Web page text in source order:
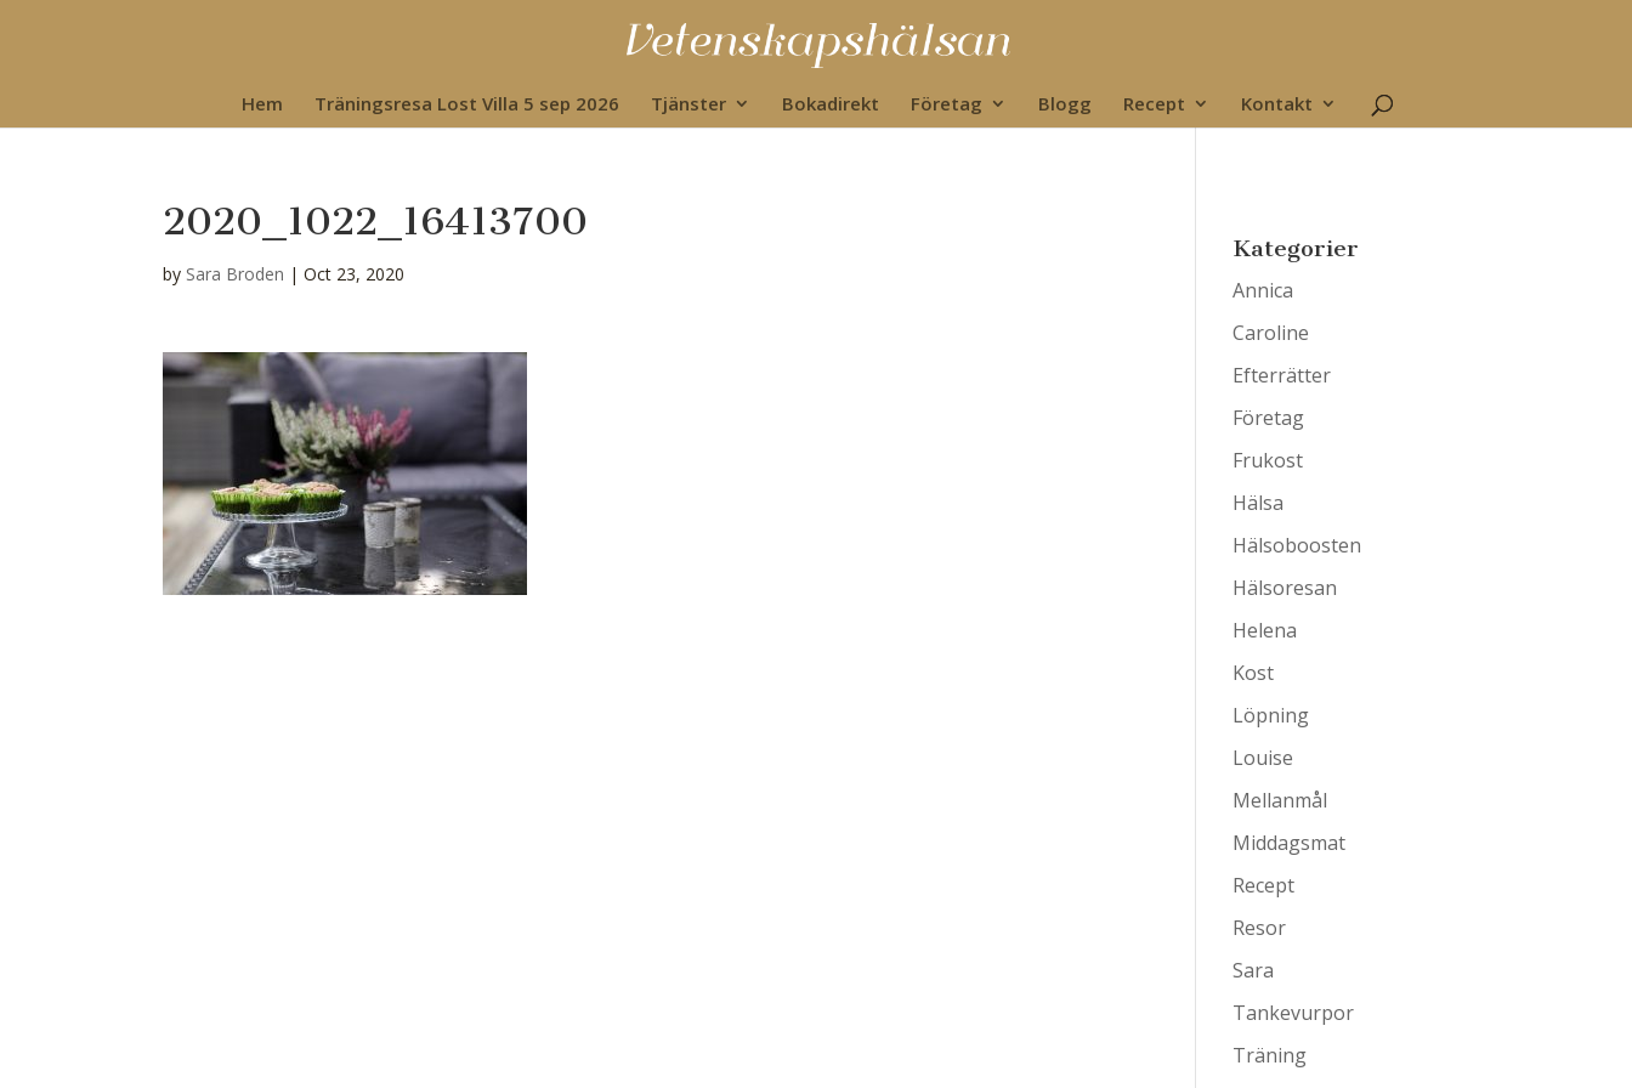
Hem Träningsresa Lost Villa 5 sep 2026 Tjänster Bokadirekt Företag Blogg Recept Kontakt
2020_1022_16413700
by Sara Broden |Oct 23, 2020
Kategorier
Annica
Caroline
Efterrätter
Företag
Frukost
Hälsa
Hälsoboosten
Hälsoresan
Helena
Kost
Löpning
Louise
Mellanmål
Middagsmat
Recept
Resor
Sara
Tankevurpor
Träning